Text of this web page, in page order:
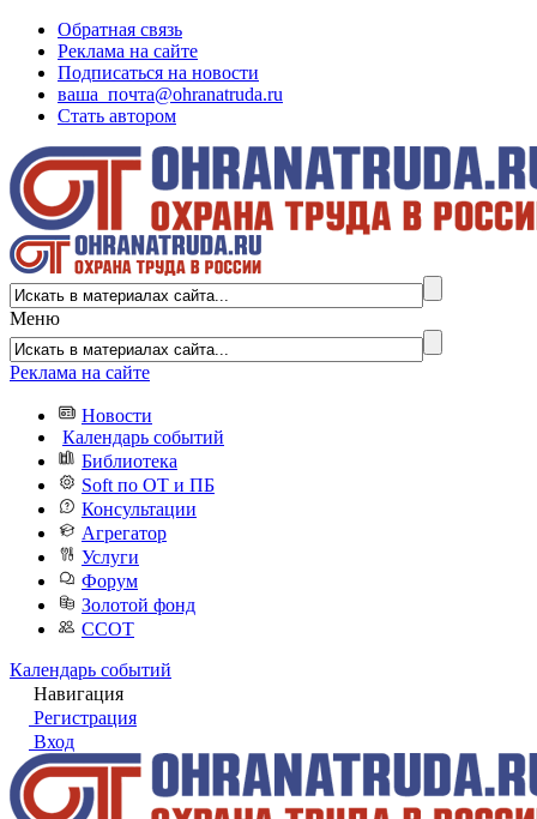
Обратная связь
Реклама на сайте
Подписаться на новости
ваша_почта@ohranatruda.ru
Стать автором
Меню
Реклама на сайте
Новости
Календарь событий
Библиотека
Soft по ОТ и ПБ
Консультации
Агрегатор
Услуги
Форум
Золотой фонд
ССОТ
Календарь событий
Навигация
Регистрация
Вход